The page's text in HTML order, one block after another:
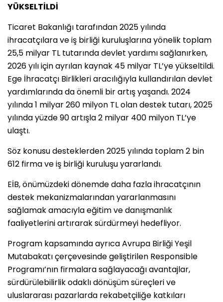
YÜKSELTİLDİ
Ticaret Bakanlığı tarafından 2025 yılında
ihracatçılara ve iş birliği kuruluşlarına yönelik toplam
25,5 milyar TL tutarında devlet yardımı sağlanırken,
2026 yılı için ayrılan kaynak 45 milyar TL’ye yükseltildi.
Ege İhracatçı Birlikleri aracılığıyla kullandırılan devlet
yardımlarında da önemli bir artış yaşandı. 2024
yılında 1 milyar 260 milyon TL olan destek tutarı, 2025
yılında yüzde 90 artışla 2 milyar 400 milyon TL’ye
ulaştı.
Söz konusu desteklerden 2025 yılında toplam 2 bin
612 firma ve iş birliği kuruluşu yararlandı.
EİB, önümüzdeki dönemde daha fazla ihracatçının
destek mekanizmalarından yararlanmasını
sağlamak amacıyla eğitim ve danışmanlık
faaliyetlerini artırarak sürdürmeyi hedefliyor.
Program kapsamında ayrıca Avrupa Birliği Yeşil
Mutabakatı çerçevesinde geliştirilen Responsible
Programı’nın firmalara sağlayacağı avantajlar,
sürdürülebilirlik odaklı dönüşüm süreçleri ve
uluslararası pazarlarda rekabetçiliğe katkıları